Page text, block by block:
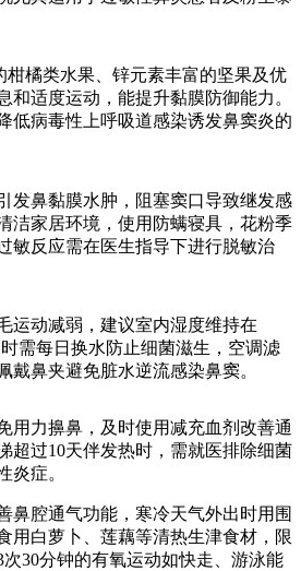
柑橘类水果、锌元素丰富的坚果及优
和适度运动，能提升黏膜防御能力。
低病毒性上呼吸道感染诱发鼻窦炎的
发鼻黏膜水肿，阻塞窦口导致继发感
洁家居环境，使用防螨寝具，花粉季
敏反应需在医生指导下进行脱敏治
运动减弱，建议室内湿度维持在
需每日换水防止细菌滋生，空调滤
戴鼻夹避免脏水逆流感染鼻窦。
用力擤鼻，及时使用减充血剂改善通
超过10天伴发热时，需就医排除细菌
炎症。
鼻腔通气功能，寒冷天气外出时用围
用白萝卜、莲藕等清热生津食材，限
30分钟的有氧运动如快走、游泳能